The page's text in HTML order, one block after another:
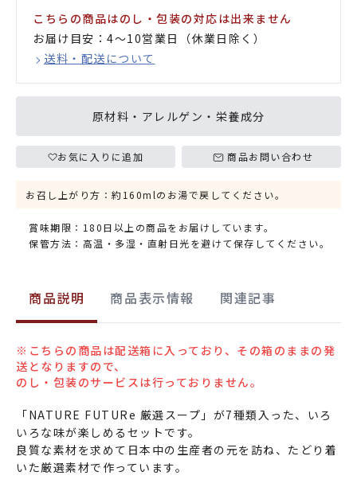
こちらの商品はのし・包装の対応は出来ません
お届け目安：4〜10営業日（休業日除く）
送料・配送について
原材料・アレルゲン・栄養成分
お気に入りに追加 商品お問い合わせ
お召し上がり方：約160mlのお湯で戻してください。
賞味期限：180日以上の商品をお届けしています。
保管方法：高温・多湿・直射日光を避けて保存してください。
商品説明 商品表示情報 関連記事
※こちらの商品は配送箱に入っており、その箱のままの発
送となりますので、
のし・包装のサービスは行っておりません。
「NATURE FUTURe 厳選スープ」が7種類入った、いろ
いろな味が楽しめるセットです。
良質な素材を求めて日本中の生産者の元を訪ね、たどり着
いた厳選素材で作っています。